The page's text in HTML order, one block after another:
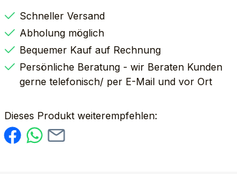
Schneller Versand
Abholung möglich
Bequemer Kauf auf Rechnung
Persönliche Beratung - wir Beraten Kunden
gerne telefonisch/ per E-Mail und vor Ort
Dieses Produkt weiterempfehlen: